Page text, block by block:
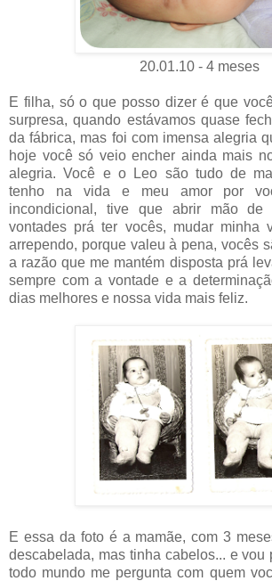
20.01.10 - 4 meses
E filha, só o que posso dizer é que
surpresa, quando estávamos quase
da fábrica, mas foi com imensa alegria
hoje você só veio encher ainda mais
alegria. Você e o Leo são tudo de
tenho na vida e meu amor por
incondicional, tive que abrir mão de
vontades prá ter vocês, mudar minha
arrependo, porque valeu à pena, vocês
a razão que me mantém disposta prá
sempre com a vontade e a
dias melhores e nossa vida mais feliz.
E essa da foto é a mamãe, com 3
descabelada, mas tinha cabelos... e vou
todo mundo me pergunta com quem